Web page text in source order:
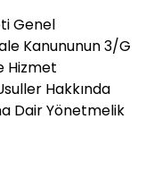
Genel
Kanununun 3/G
Hizmet
Hakkında
Dair Yönetmelik